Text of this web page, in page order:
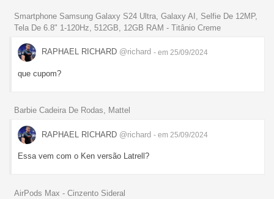
Smartphone Samsung Galaxy S24 Ultra, Galaxy AI, Selfie De 12MP,
Tela De 6.8" 1-120Hz, 512GB, 12GB RAM - Titânio Creme
RAPHAEL RICHARD @richard - em 25/09/2024
que cupom?
Barbie Cadeira De Rodas, Mattel
RAPHAEL RICHARD @richard - em 25/09/2024
Essa vem com o Ken versão Latrell?
AirPods Max - Cinzento Sideral